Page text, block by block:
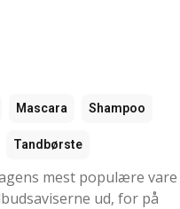
Mascara Shampoo
Tandbørste
mest populære vare
ud, for på